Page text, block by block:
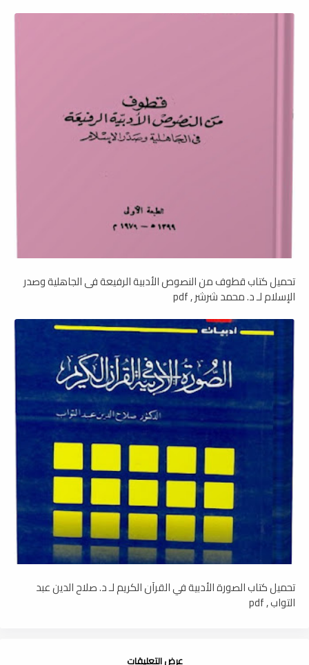
تحميل كتاب قطوف من النصوص الأدبية الرفيعة فى الجاهلية وصدر
الإسلام لـ د. محمد شرشر , pdf
تحميل كتاب الصورة الأدبية في القرآن الكريم لـ د. صلاح الدين عبد
التواب , pdf
عرض التعليقات